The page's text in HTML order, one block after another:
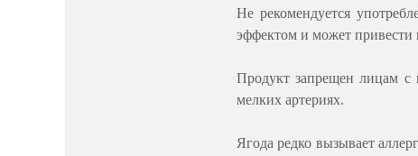
Не рекомендуется
эффектом и может привести
Продукт запрещен лицам с
мелких артериях.
Ягода редко вызывает